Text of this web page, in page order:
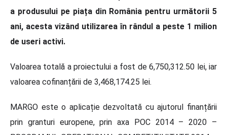
a produsului pe piața din România pentru următorii 5
ani, acesta vizând utilizarea în rândul a peste 1 milion
de useri activi.
Valoarea totală a proiectului a fost de 6,750,312.50 lei, iar
valoarea cofinanțării de 3,468,174.25 lei.
MARGO este o aplicație dezvoltată cu ajutorul finanțării
prin granturi europene, prin axa POC 2014 – 2020 –